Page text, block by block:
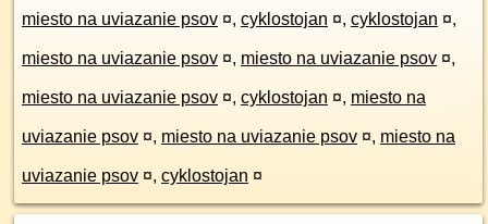
miesto na uviazanie psov ¤, cyklostojan ¤, cyklostojan ¤,
miesto na uviazanie psov ¤, miesto na uviazanie psov ¤,
miesto na uviazanie psov ¤, cyklostojan ¤, miesto na
uviazanie psov ¤, miesto na uviazanie psov ¤, miesto na
uviazanie psov ¤, cyklostojan ¤